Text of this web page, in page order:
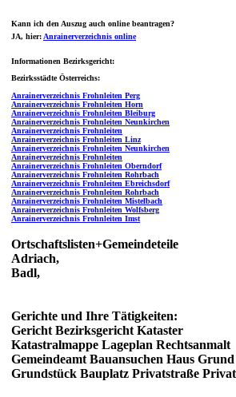
Kann ich den Auszug auch online beantragen?
JA, hier: Anrainerverzeichnis online
Informationen Bezirksgericht:
Bezirksstädte Österreichs:
Anrainerverzeichnis Frohnleiten Perg
Anrainerverzeichnis Frohnleiten Horn
Anrainerverzeichnis Frohnleiten Bleiburg
Anrainerverzeichnis Frohnleiten Neunkirchen
Anrainerverzeichnis Frohnleiten
Anrainerverzeichnis Frohnleiten Linz
Anrainerverzeichnis Frohnleiten Neunkirchen
Anrainerverzeichnis Frohnleiten
Anrainerverzeichnis Frohnleiten Oberndorf
Anrainerverzeichnis Frohnleiten Rohrbach
Anrainerverzeichnis Frohnleiten Ebreichsdorf
Anrainerverzeichnis Frohnleiten Rohrbach
Anrainerverzeichnis Frohnleiten Mistelbach
Anrainerverzeichnis Frohnleiten Wolfsberg
Anrainerverzeichnis Frohnleiten Imst
Ortschaftslisten+Gemeindeteile
Adriach,
Badl,
Gerichte und Ihre Tätigkeiten:
Gericht Bezirksgericht Kataster
Katastralmappe Lageplan Rechtsanmalt
Gemeindeamt Bauansuchen Haus Grund
Grundstück Bauplatz Privatstraße